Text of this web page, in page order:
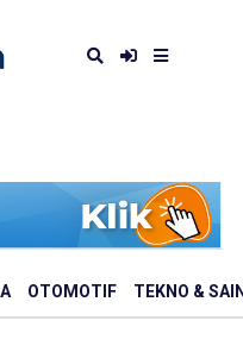
OTOMOTIF TEKNO &